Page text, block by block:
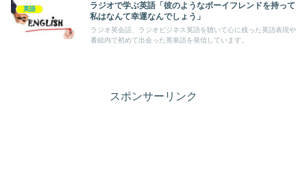
英語
ラジオで学ぶ英語「彼のようなボーイフレンドを持って
私はなんて幸運なんでしょう」
ラジオ英会話、ラジオビジネス英語を聴いて心に残った英語表現や
番組内で初めて出会った英単語を発信しています。
スポンサーリンク